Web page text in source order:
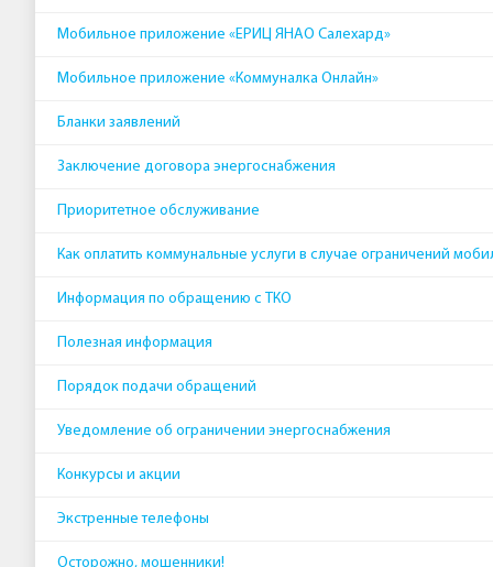
Мобильное приложение «ЕРИЦ ЯНАО Салехард»
Мобильное приложение «Коммуналка Онлайн»
Бланки заявлений
Заключение договора энергоснабжения
Приоритетное обслуживание
Как оплатить коммунальные услуги в случае ограничений
Информация по обращению с ТКО
Полезная информация
Порядок подачи обращений
Уведомление об ограничении энергоснабжения
Конкурсы и акции
Экстренные телефоны
Осторожно, мошенники!